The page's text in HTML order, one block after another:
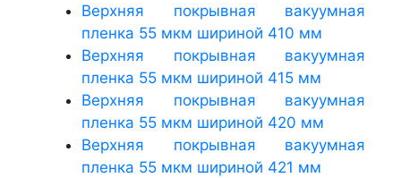
Верхняя покрывная вакуумная
пленка 55 мкм шириной 410 мм
Верхняя покрывная вакуумная
пленка 55 мкм шириной 415 мм
Верхняя покрывная вакуумная
пленка 55 мкм шириной 420 мм
Верхняя покрывная вакуумная
пленка 55 мкм шириной 421 мм